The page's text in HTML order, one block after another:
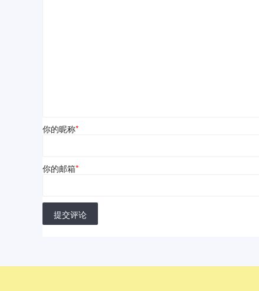
你的昵称*
你的邮箱*
提交评论